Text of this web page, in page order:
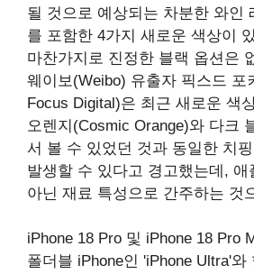
될 것으로 예상되는 차분한 와인
를 포함한 4가지 새로운 색상이
마찬가지로 진정한 블랙 옵션은
웨이보(Weibo) 유출자 픽스드 포
Focus Digital)은 최근 새로운 색
오렌지(Cosmic Orange)와 다크
서 볼 수 있었던 것과 동일한 치
발생할 수 있다고 경고했는데, 애
아닌 재료 특성으로 간주하는 것
‌iPhone 18 Pro‌ 및 ‌iPhone 18 Pro‌
폴더블 iPhone인 'iPhone Ultra'와